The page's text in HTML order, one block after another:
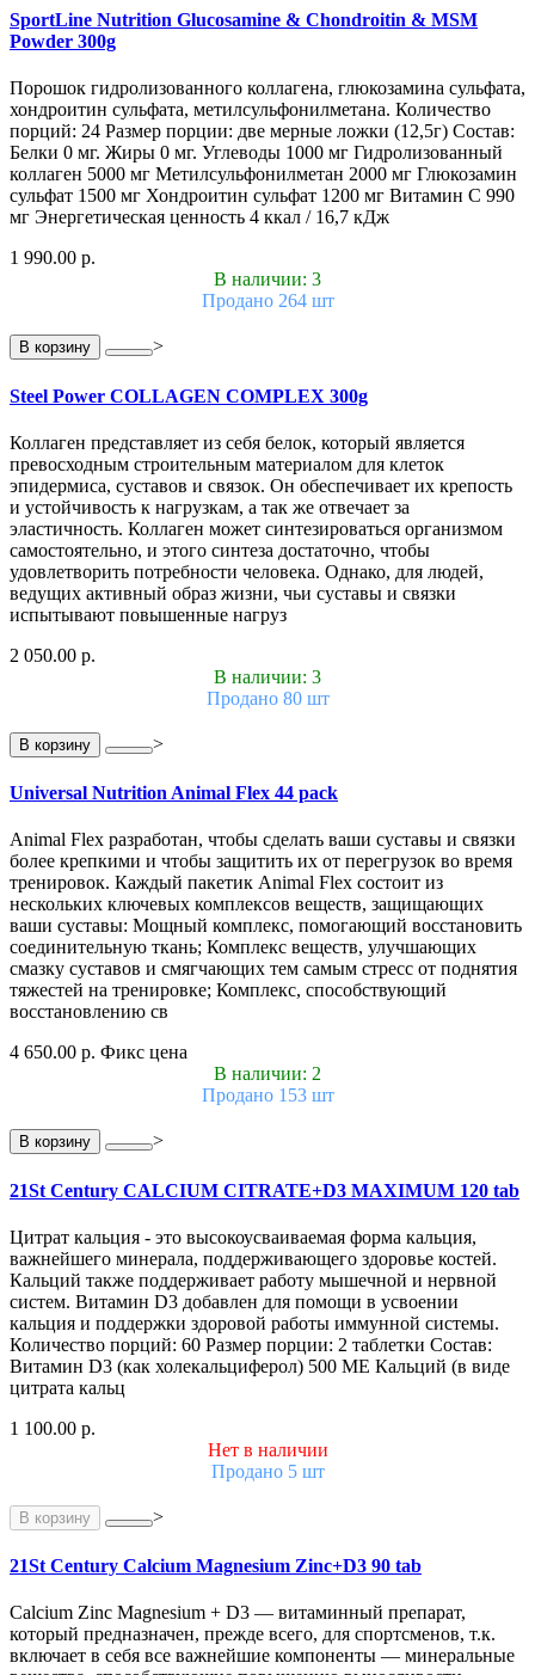
SportLine Nutrition Glucosamine & Chondroitin & MSM
Powder 300g
Порошок гидролизованного коллагена, глюкозамина сульфата,
хондроитин сульфата, метилсульфонилметана. Количество
порций: 24 Размер порции: две мерные ложки (12,5г) Состав:
Белки 0 мг. Жиры 0 мг. Углеводы 1000 мг Гидролизованный
коллаген 5000 мг Метилсульфонилметан 2000 мг Глюкозамин
сульфат 1500 мг Хондроитин сульфат 1200 мг Витамин С 990
мг Энергетическая ценность 4 ккал / 16,7 кДж
1 990.00 р.
В наличии: 3
Продано 264 шт
В корзину >
Steel Power COLLAGEN COMPLEX 300g
Коллаген представляет из себя белок, который является
превосходным строительным материалом для клеток
эпидермиса, суставов и связок. Он обеспечивает их крепость
и устойчивость к нагрузкам, а так же отвечает за
эластичность. Коллаген может синтезироваться организмом
самостоятельно, и этого синтеза достаточно, чтобы
удовлетворить потребности человека. Однако, для людей,
ведущих активный образ жизни, чьи суставы и связки
испытывают повышенные нагруз
2 050.00 р.
В наличии: 3
Продано 80 шт
В корзину >
Universal Nutrition Animal Flex 44 pack
Animal Flex разработан, чтобы сделать ваши суставы и связки
более крепкими и чтобы защитить их от перегрузок во время
тренировок. Каждый пакетик Animal Flex состоит из
нескольких ключевых комплексов веществ, защищающих
ваши суставы: Мощный комплекс, помогающий восстановить
соединительную ткань; Комплекс веществ, улучшающих
смазку суставов и смягчающих тем самым стресс от поднятия
тяжестей на тренировке; Комплекс, способствующий
восстановлению св
4 650.00 р. Фикс цена
В наличии: 2
Продано 153 шт
В корзину >
21St Century CALCIUM CITRATE+D3 MAXIMUM 120 tab
Цитрат кальция - это высокоусваиваемая форма кальция,
важнейшего минерала, поддерживающего здоровье костей.
Кальций также поддерживает работу мышечной и нервной
систем. Витамин D3 добавлен для помощи в усвоении
кальция и поддержки здоровой работы иммунной системы.
Количество порций: 60 Размер порции: 2 таблетки Состав:
Витамин D3 (как холекальциферол) 500 МЕ Кальций (в виде
цитрата кальц
1 100.00 р.
Нет в наличии
Продано 5 шт
В корзину >
21St Century Calcium Magnesium Zinc+D3 90 tab
Calcium Zinc Magnesium + D3 — витаминный препарат,
который предназначен, прежде всего, для спортсменов, т.к.
включает в себя все важнейшие компоненты — минеральные